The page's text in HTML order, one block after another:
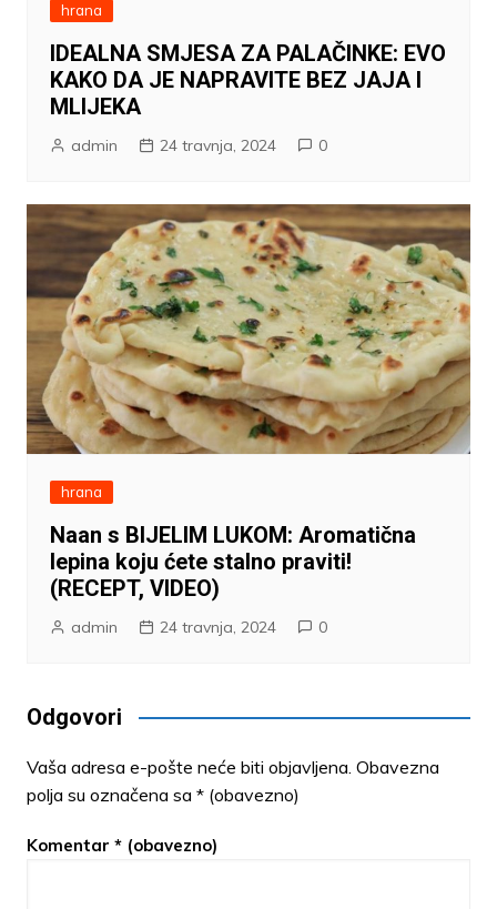
hrana
IDEALNA SMJESA ZA PALAČINKE: EVO
KAKO DA JE NAPRAVITE BEZ JAJA I
MLIJEKA
admin 24 travnja, 2024 0
hrana
Naan s BIJELIM LUKOM: Aromatična
lepina koju ćete stalno praviti!
(RECEPT, VIDEO)
admin 24 travnja, 2024 0
Odgovori
Vaša adresa e-pošte neće biti objavljena. Obavezna
polja su označena sa * (obavezno)
Komentar * (obavezno)